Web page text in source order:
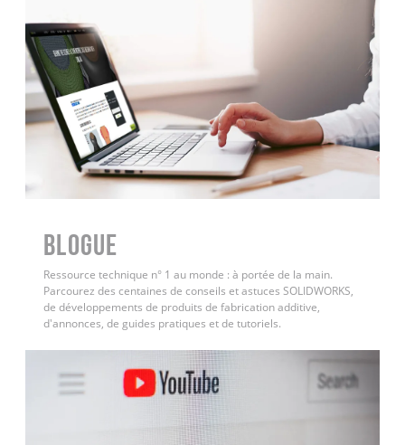
BLOGUE
Ressource technique n° 1 au monde : à portée de la main.
Parcourez des centaines de conseils et astuces SOLIDWORKS,
de développements de produits de fabrication additive,
d'annonces, de guides pratiques et de tutoriels.